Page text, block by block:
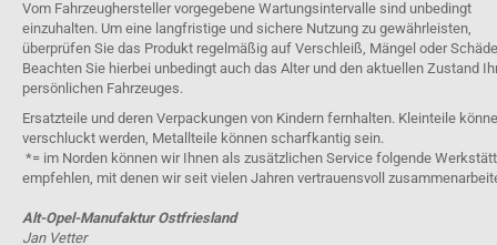
Vom Fahrzeughersteller vorgegebene Wartungsintervalle sind unbedingt
einzuhalten. Um eine langfristige und sichere Nutzung zu gewährleisten,
überprüfen Sie das Produkt regelmäßig auf Verschleiß, Mängel oder
Beachten Sie hierbei unbedingt auch das Alter und den aktuellen Zustand
persönlichen Fahrzeuges.
Ersatzteile und deren Verpackungen von Kindern fernhalten. Kleinteile
verschluckt werden, Metallteile können scharfkantig sein.
*= im Norden können wir Ihnen als zusätzlichen Service folgende
empfehlen, mit denen wir seit vielen Jahren vertrauensvoll
Alt-Opel-Manufaktur Ostfriesland
Jan Vetter